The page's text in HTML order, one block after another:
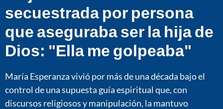
secuestrada por persona
que aseguraba ser la hija de
Dios: "Ella me golpeaba"
María Esperanza vivió por más de una década bajo el
control de una supuesta guía espiritual que, con
discursos religiosos y manipulación, la mantuvo